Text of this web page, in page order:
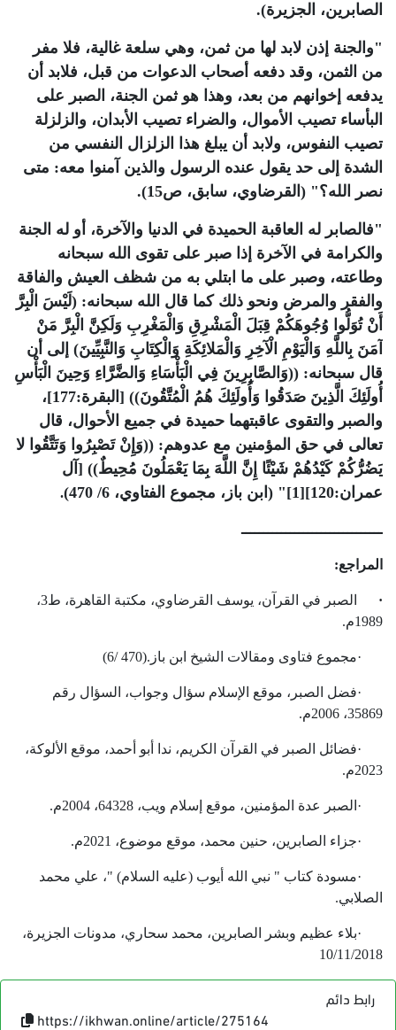
الصابرين، الجزيرة).
"والجنة إذن لابد لها من ثمن، وهي سلعة غالية، فلا مفر
من الثمن، وقد دفعه أصحاب الدعوات من قبل، فلابد أن
يدفعه إخوانهم من بعد، وهذا هو ثمن الجنة، الصبر على
البأساء تصيب الأموال، والضراء تصيب الأبدان، والزلزلة
تصيب النفوس، ولابد أن يبلغ هذا الزلزال النفسي من
الشدة إلى حد يقول عنده الرسول والذين آمنوا معه: متى
نصر الله؟" (القرضاوي، سابق، ص15)
.
"فالصابر له العاقبة الحميدة في الدنيا والآخرة، أو له الجنة
والكرامة في الآخرة إذا صبر على تقوى الله سبحانه
وطاعته، وصبر على ما ابتلي به من شظف العيش والفاقة
والفقر والمرض ونحو ذلك كما قال الله سبحانه: (لَيْسَ الْبِرَّ
أَنْ تُوَلُّوا وُجُوهَكُمْ قِبَلَ الْمَشْرِقِ وَالْمَغْرِبِ وَلَكِنَّ الْبِرَّ مَنْ
آمَنَ بِاللَّهِ وَالْيَوْمِ الْآخِرِ وَالْمَلائِكَةِ وَالْكِتَابِ وَالنَّبِيِّينَ) إلى أن
قال سبحانه: ((وَالصَّابِرِينَ فِي الْبَأْسَاءِ وَالضَّرَّاءِ وَحِينَ الْبَأْسِ
أُولَئِكَ الَّذِينَ صَدَقُوا وَأُولَئِكَ هُمُ الْمُتَّقُونَ)) [البقرة:177]،
والصبر والتقوى عاقبتهما حميدة في جميع الأحوال، قال
تعالى في حق المؤمنين مع عدوهم: ((وَإِنْ تَصْبِرُوا وَتَتَّقُوا لا
يَضُرُّكُمْ كَيْدُهُمْ شَيْئًا إِنَّ اللَّهَ بِمَا يَعْمَلُونَ مُحِيطٌ)) [آل
عمران:120][1]" (ابن باز، مجموع الفتاوي، 6/ 470)
.
ــــــــــــــــــــــــــــــــ
المراجع:
·
الصبر في القرآن، يوسف القرضاوي، مكتبة القاهرة، ط3،
1989م
.
·مجموع فتاوى ومقالات الشيخ ابن باز (6/ 470).
·فضل الصبر، موقع الإسلام سؤال وجواب، السؤال رقم
35869، 2006م
.
·فضائل الصبر في القرآن الكريم، ندا أبو أحمد، موقع الألوكة،
2023م
.
· الصبر عدة المؤمنين، موقع إسلام ويب، 64328، 2004م .
·جزاء الصابرين، حنين محمد، موقع موضوع، 2021م .
·مسودة كتاب " نبي الله أيوب (عليه السلام) "، علي محمد
الصلابي.
·بلاء عظيم وبشر الصابرين، محمد سحاري، مدونات الجزيرة،
10/11/2018
رابط دائم
https://ikhwan.online/article/275164